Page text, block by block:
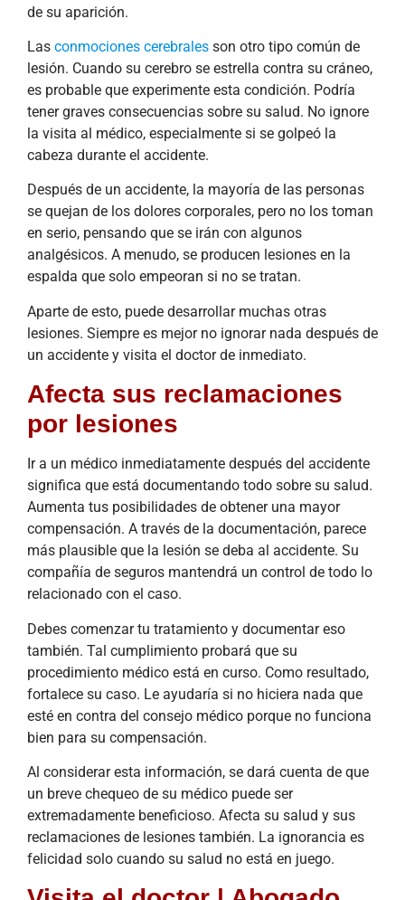
de su aparición.
Las conmociones cerebrales son otro tipo común de
lesión. Cuando su cerebro se estrella contra su cráneo,
es probable que experimente esta condición. Podría
tener graves consecuencias sobre su salud. No ignore
la visita al médico, especialmente si se golpeó la
cabeza durante el accidente.
Después de un accidente, la mayoría de las personas
se quejan de los dolores corporales, pero no los toman
en serio, pensando que se irán con algunos
analgésicos. A menudo, se producen lesiones en la
espalda que solo empeoran si no se tratan.
Aparte de esto, puede desarrollar muchas otras
lesiones. Siempre es mejor no ignorar nada después de
un accidente y visita el doctor de inmediato.
Afecta sus reclamaciones
por lesiones
Ir a un médico inmediatamente después del accidente
significa que está documentando todo sobre su salud.
Aumenta tus posibilidades de obtener una mayor
compensación. A través de la documentación, parece
más plausible que la lesión se deba al accidente. Su
compañía de seguros mantendrá un control de todo lo
relacionado con el caso.
Debes comenzar tu tratamiento y documentar eso
también. Tal cumplimiento probará que su
procedimiento médico está en curso. Como resultado,
fortalece su caso. Le ayudaría si no hiciera nada que
esté en contra del consejo médico porque no funciona
bien para su compensación.
Al considerar esta información, se dará cuenta de que
un breve chequeo de su médico puede ser
extremadamente beneficioso. Afecta su salud y sus
reclamaciones de lesiones también. La ignorancia es
felicidad solo cuando su salud no está en juego.